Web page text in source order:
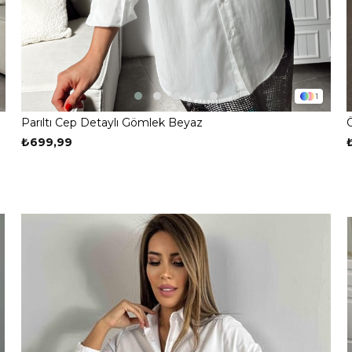
1
Parıltı Cep Detaylı Gömlek Beyaz
₺699,99